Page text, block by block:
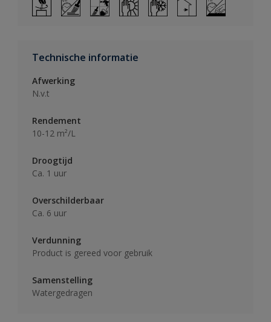
Technische informatie
Afwerking
N.v.t
Rendement
10-12 m²/L
Droogtijd
Ca. 1 uur
Overschilderbaar
Ca. 6 uur
Verdunning
Product is gereed voor gebruik
Samenstelling
Watergedragen